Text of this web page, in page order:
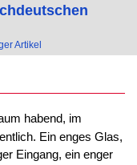
Artikel
habend, im
Ein enges Glas,
Eingang, ein enger